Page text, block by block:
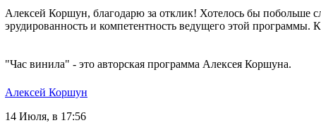
Алексей Коршун, благодарю за отклик! Хотелось бы побольше
эрудированность и компетентность ведущего этой
"Час винила" - это авторская программа Алексея Коршуна.
Алексей Коршун
14 Июля, в 17:56